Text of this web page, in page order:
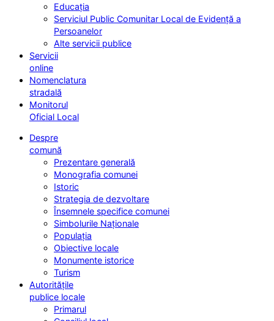
Educația
Serviciul Public Comunitar Local de Evidență a
Persoanelor
Alte servicii publice
Servicii
online
Nomenclatura
stradală
Monitorul
Oficial Local
Despre
comună
Prezentare generală
Monografia comunei
Istoric
Strategia de dezvoltare
Însemnele specifice comunei
Simbolurile Naționale
Populația
Obiective locale
Monumente istorice
Turism
Autoritățile
publice locale
Primarul